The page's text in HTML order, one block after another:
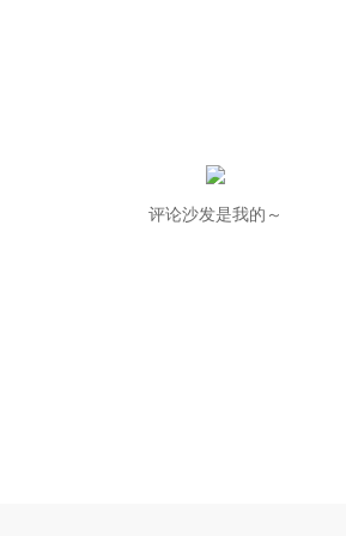
评论沙发是我的～